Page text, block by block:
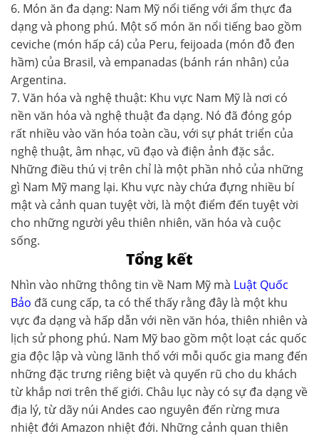
6. Món ăn đa dạng: Nam Mỹ nổi tiếng với ẩm thực đa
dạng và phong phú. Một số món ăn nổi tiếng bao gồm
ceviche (món hấp cá) của Peru, feijoada (món đỗ đen
hầm) của Brasil, và empanadas (bánh rán nhân) của
Argentina.
7. Văn hóa và nghệ thuật: Khu vực Nam Mỹ là nơi có
nền văn hóa và nghệ thuật đa dạng. Nó đã đóng góp
rất nhiều vào văn hóa toàn cầu, với sự phát triển của
nghệ thuật, âm nhạc, vũ đạo và điện ảnh đặc sắc.
Những điều thú vị trên chỉ là một phần nhỏ của những
gì Nam Mỹ mang lại. Khu vực này chứa đựng nhiều bí
mật và cảnh quan tuyệt vời, là một điểm đến tuyệt vời
cho những người yêu thiên nhiên, văn hóa và cuộc
sống.
Tổng kết
Nhìn vào những thông tin về Nam Mỹ mà Luật Quốc
Bảo đã cung cấp, ta có thể thấy rằng đây là một khu
vực đa dạng và hấp dẫn với nền văn hóa, thiên nhiên và
lịch sử phong phú. Nam Mỹ bao gồm một loạt các quốc
gia độc lập và vùng lãnh thổ với mỗi quốc gia mang đến
những đặc trưng riêng biệt và quyến rũ cho du khách
từ khắp nơi trên thế giới. Châu lục này có sự đa dạng về
địa lý, từ dãy núi Andes cao nguyên đến rừng mưa
nhiệt đới Amazon nhiệt đới. Những cảnh quan thiên